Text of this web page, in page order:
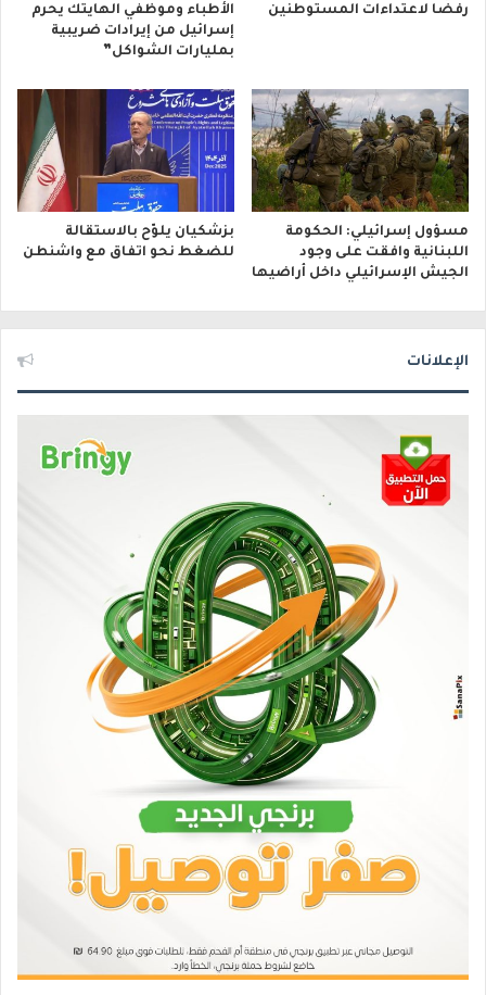
رفضًا لاعتداءات المستوطنين
الأطباء وموظفي الهايتك يحرم
إسرائيل من إيرادات ضريبية
بمليارات الشواكل”
مسؤول إسرائيلي: الحكومة
اللبنانية وافقت على وجود
الجيش الإسرائيلي داخل أراضيها
بزشكيان يلوّح بالاستقالة
للضغط نحو اتفاق مع واشنطن
الإعلانات